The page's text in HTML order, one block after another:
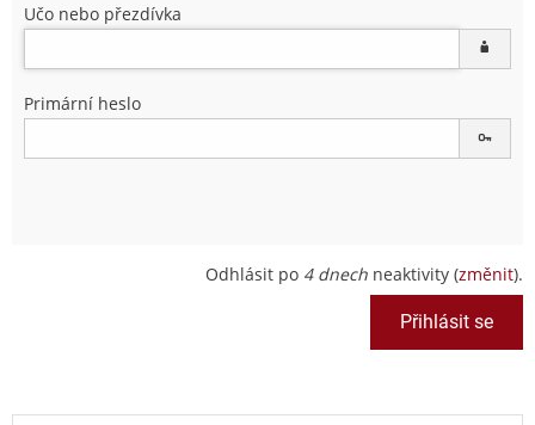
Učo nebo přezdívka
Primární heslo
Odhlásit po 4 dnech neaktivity (změnit).